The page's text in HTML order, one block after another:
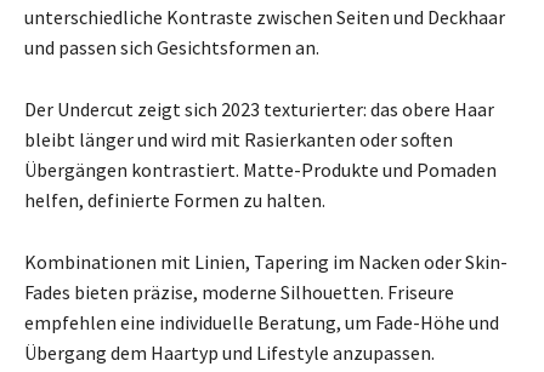
unterschiedliche Kontraste zwischen Seiten und Deckhaar
und passen sich Gesichtsformen an.
Der Undercut zeigt sich 2023 texturierter: das obere Haar
bleibt länger und wird mit Rasierkanten oder soften
Übergängen kontrastiert. Matte-Produkte und Pomaden
helfen, definierte Formen zu halten.
Kombinationen mit Linien, Tapering im Nacken oder Skin-
Fades bieten präzise, moderne Silhouetten. Friseure
empfehlen eine individuelle Beratung, um Fade-Höhe und
Übergang dem Haartyp und Lifestyle anzupassen.